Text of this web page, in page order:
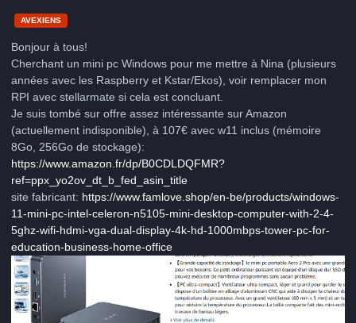
AVEXIENS
Bonjour à tous!
Cherchant un mini pc Windows pour me mettre à Nina (plusieurs
années avec les Raspberry et Kstar/Ekos), voir remplacer mon
RPI avec stellarmate si cela est concluant.
Je suis tombé sur offre assez intéressante sur Amazon
(actuellement indisponible), à 107€ avec w11 inclus (mémoire
8Go, 256Go de stockage):
https://www.amazon.fr/dp/B0CDLDQFMR?
ref=ppx_yo2ov_dt_b_fed_asin_title
site fabricant: https://www.famlove.shop/en-be/products/windows-
11-mini-pc-intel-celeron-n5105-mini-desktop-computer-with-2-4-
5ghz-wifi-hdmi-vga-dual-display-4k-hd-1000mbps-tower-pc-for-
education-business-home-office